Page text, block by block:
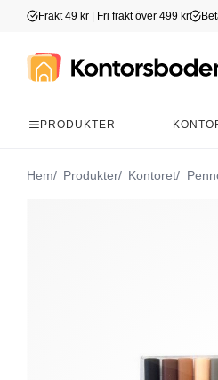
Frakt 49 kr | Fri frakt över 499 kr
PRODUKTER
Hem Produkter Kontoret